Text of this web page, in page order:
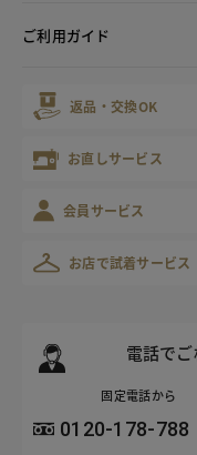
ご利用ガイド
返品・交換OK
お直しサービス
会員サービス
お店で試着サービス
電話で
固定電話から
0120-178-788